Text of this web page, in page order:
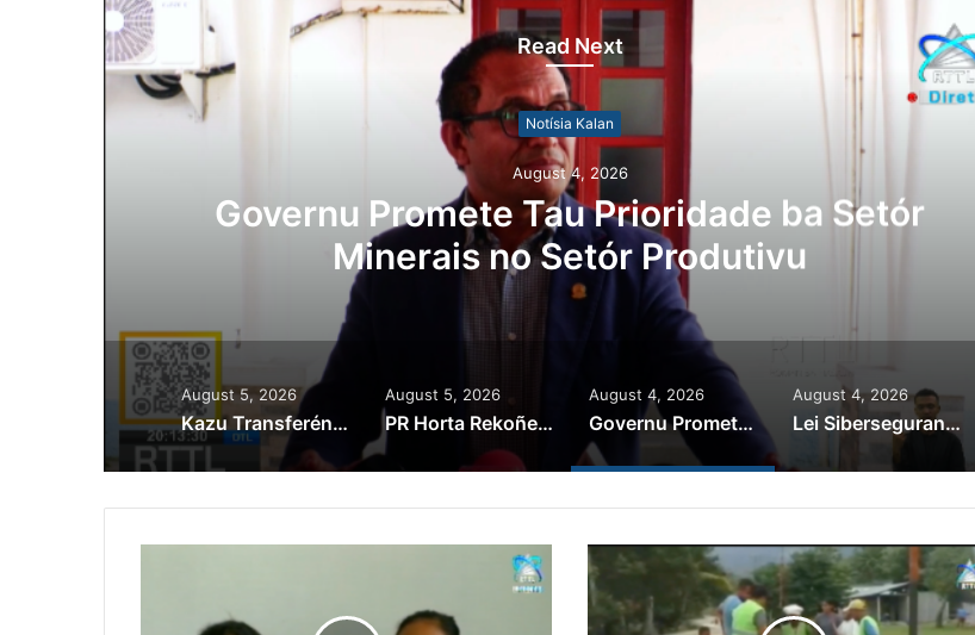
Read Next
Notísia Kalan
August 4, 2026
Lei Siberseguransa Ajuda Autoridade Polisiál
Kaptura Autór Kriminozu ho Paradeiru Iha
Estranjeiru
August 5, 2026
Kazu Transferénsia Osan Millaun 42 Husi Singapura, Advogadu Sei Halo Rekursu
August 5, 2026
PR Horta Rekoñese Timoroan Sira Iha Diáspora Nia Kontribuisaun
August 4, 2026
Governu Promete Tau Prioridade ba Setór Minerais no Setór Produtivu
August 4, 2026
Lei Siberseguransa Ajuda Autoridade Polisiál Kaptura Autór Kriminozu ho Paradeiru Iha Estranjeiru